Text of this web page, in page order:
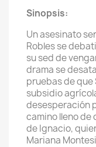
Sinopsis:
Un asesinato
Robles se
su sed de
drama se
pruebas de que
subsidio
desesperación
camino lleno de
de Ignacio,
Mariana